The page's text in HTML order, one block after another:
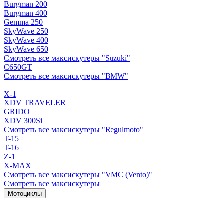
Burgman 200
Burgman 400
Gemma 250
SkyWave 250
SkyWave 400
SkyWave 650
Смотреть все максискутеры "Suzuki"
C650GT
Смотреть все максискутеры "BMW"
X-1
XDV TRAVELER
GRIDO
XDV 300Si
Смотреть все максискутеры "Regulmoto"
T-15
T-16
Z-1
X-MAX
Смотреть все максискутеры "VMC (Vento)"
Смотреть все максискутеры
Мотоциклы